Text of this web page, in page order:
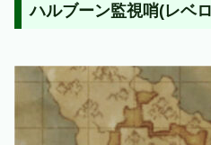
ハルブーン監視哨(レベ